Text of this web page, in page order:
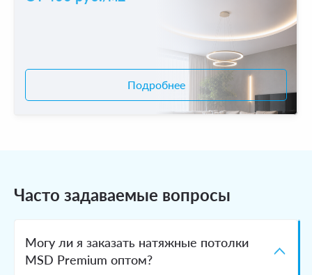
Подробнее
Часто задаваемые вопросы
Могу ли я заказать натяжные потолки
MSD Premium оптом?